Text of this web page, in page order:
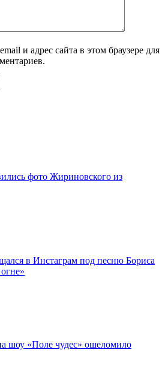
и адрес сайта в этом браузере для
фото Жириновского из
в Инстаграм под песню Бориса
шоу «Поле чудес» ошеломило